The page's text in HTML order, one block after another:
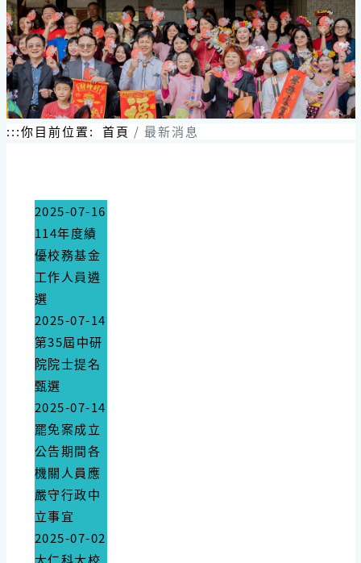
跳
到
主
要
內
容
區
塊
:::你目前位置: 首頁 最新消息
2025-07-16
114年度績
優校務基金
工作人員遴
選
2025-07-14
第35屆中研
院院士提名
甄選
2025-07-14
罷免案成立
公告期間各
機關人員應
嚴守行政中
立事宜
2025-07-02
大仁科大校